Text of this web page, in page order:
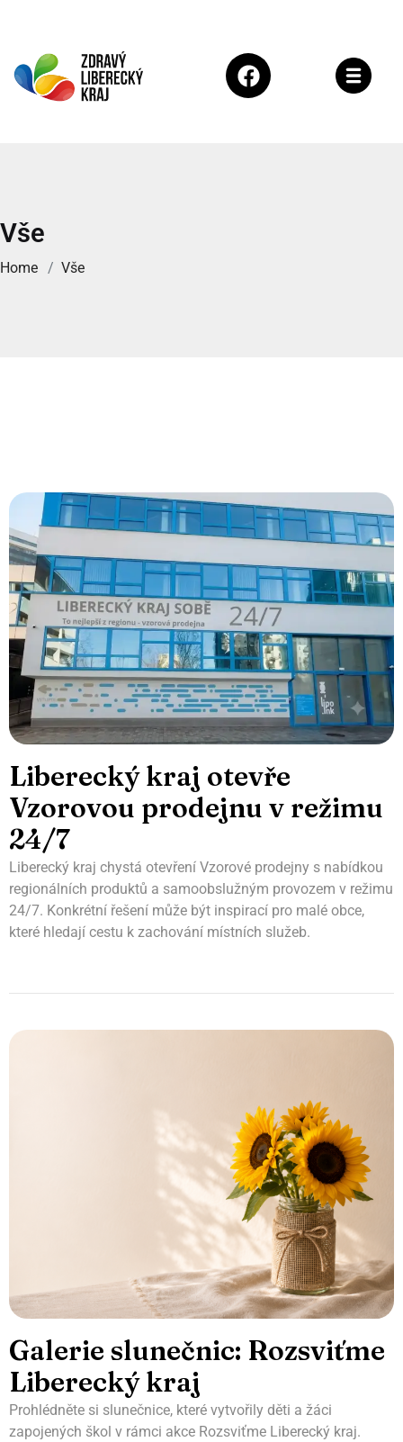
Vše
Home Vše
Liberecký kraj otevře
Vzorovou prodejnu v režimu
24/7
Liberecký kraj chystá otevření Vzorové prodejny s nabídkou
regionálních produktů a samoobslužným provozem v režimu
24/7. Konkrétní řešení může být inspirací pro malé obce,
které hledají cestu k zachování místních služeb.
Galerie slunečnic: Rozsviťme
Liberecký kraj
Prohlédněte si slunečnice, které vytvořily děti a žáci
zapojených škol v rámci akce Rozsviťme Liberecký kraj.